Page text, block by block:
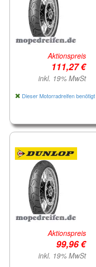
Aktionspreis
inkl. 19% MwSt
Dieser Motorradreifen benötigt
Aktionspreis
inkl. 19% MwSt